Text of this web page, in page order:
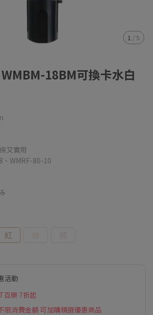
1 /5
18BM可換卡水白
又實用
、WMRF-80-10
紅
活動
百樂 7折起
限消費金額 可加購精選優惠商品